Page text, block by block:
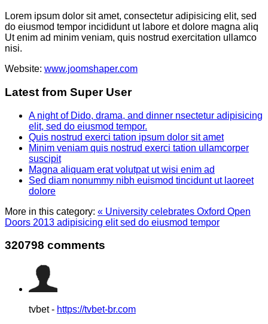
Lorem ipsum dolor sit amet, consectetur adipisicing elit, sed
do eiusmod tempor incididunt ut labore et dolore magna aliq
Ut enim ad minim veniam, quis nostrud exercitation ullamco
nisi.
Website: www.joomshaper.com
Latest from Super User
A night of Dido, drama, and dinner nsectetur adipisicing
elit, sed do eiusmod tempor.
Quis nostrud exerci tation ipsum dolor sit amet
Minim veniam quis nostrud exerci tation ullamcorper
suscipit
Magna aliquam erat volutpat ut wisi enim ad
Sed diam nonummy nibh euismod tincidunt ut laoreet
dolore
More in this category: « University celebrates Oxford Open
Doors 2013 adipisicing elit sed do eiusmod tempor
320798 comments
tvbet - https://tvbet-br.com